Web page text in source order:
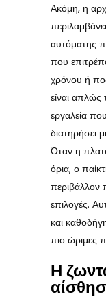
Ακόμη, η
αυτόματης
που
χρόνου ή
είναι απλώς
εργαλεία
διατηρήσει
Όταν η
όρια, ο
περιβάλλον
επιλογές.
και
πιο ώριμες
Η